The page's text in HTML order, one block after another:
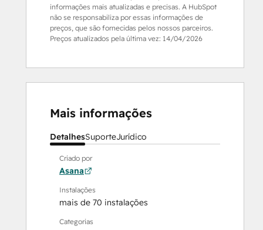
informações mais atualizadas e precisas. A HubSpot
não se responsabiliza por essas informações de
preços, que são fornecidas pelos nossos parceiros.
Preços atualizados pela última vez: 14/04/2026
Mais informações
DetalhesSuporteJurídico
Criado por
Asana
Instalações
mais de 70 instalações
Categorias